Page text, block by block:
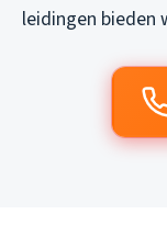
leidingen bieden